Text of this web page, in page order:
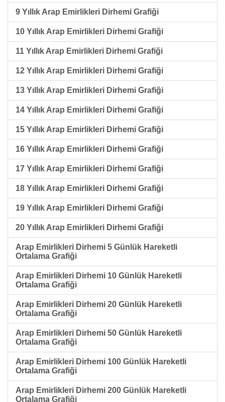
9 Yıllık Arap Emirlikleri Dirhemi Grafiği
10 Yıllık Arap Emirlikleri Dirhemi Grafiği
11 Yıllık Arap Emirlikleri Dirhemi Grafiği
12 Yıllık Arap Emirlikleri Dirhemi Grafiği
13 Yıllık Arap Emirlikleri Dirhemi Grafiği
14 Yıllık Arap Emirlikleri Dirhemi Grafiği
15 Yıllık Arap Emirlikleri Dirhemi Grafiği
16 Yıllık Arap Emirlikleri Dirhemi Grafiği
17 Yıllık Arap Emirlikleri Dirhemi Grafiği
18 Yıllık Arap Emirlikleri Dirhemi Grafiği
19 Yıllık Arap Emirlikleri Dirhemi Grafiği
20 Yıllık Arap Emirlikleri Dirhemi Grafiği
Arap Emirlikleri Dirhemi 5 Günlük Hareketli
Ortalama Grafiği
Arap Emirlikleri Dirhemi 10 Günlük Hareketli
Ortalama Grafiği
Arap Emirlikleri Dirhemi 20 Günlük Hareketli
Ortalama Grafiği
Arap Emirlikleri Dirhemi 50 Günlük Hareketli
Ortalama Grafiği
Arap Emirlikleri Dirhemi 100 Günlük Hareketli
Ortalama Grafiği
Arap Emirlikleri Dirhemi 200 Günlük Hareketli
Ortalama Grafiği